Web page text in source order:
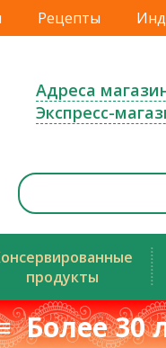
Рецепты
Адреса
Экспресс-
продукты
Более 30